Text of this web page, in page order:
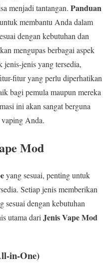
menjadi tantangan. Panduan
membantu Anda dalam
dengan kebutuhan dan
mengupas berbagai aspek
jenis-jenis yang tersedia,
fitur yang perlu diperhatikan
bagi pemula maupun mereka
ini akan sangat berguna
Anda.
Mod
yang sesuai, penting untuk
Setiap jenis memberikan
sesuai dengan kebutuhan
utama dari Jenis Vape Mod
in-One)